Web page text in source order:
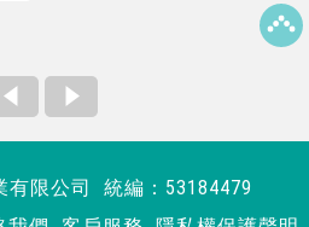
有限公司 統編：53184479